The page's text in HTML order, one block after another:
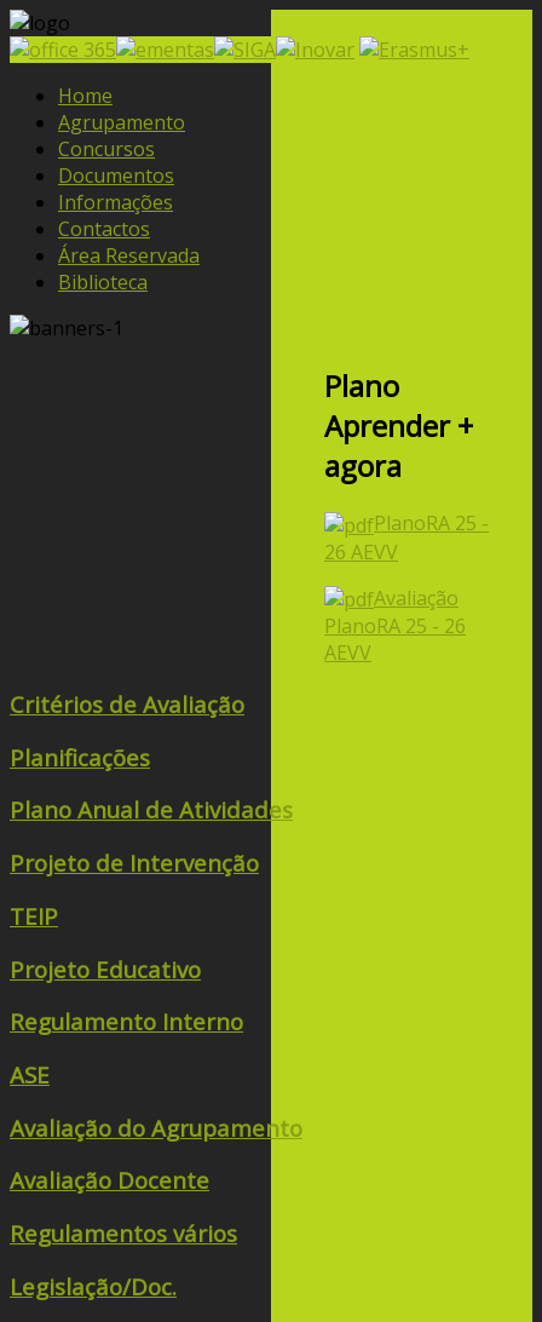
Home
Agrupamento
Concursos
Documentos
Informações
Contactos
Área Reservada
Biblioteca
Plano
Aprender +
agora
PlanoRA 25 -
26 AEVV
Avaliação
PlanoRA 25 - 26
AEVV
Critérios de Avaliação
Planificações
Plano Anual de Atividades
Projeto de Intervenção
TEIP
Projeto Educativo
Regulamento Interno
ASE
Avaliação do Agrupamento
Avaliação Docente
Regulamentos vários
Legislação/Doc.